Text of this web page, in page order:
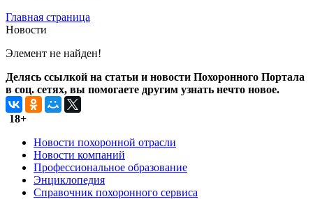
Главная страница
Новости
Элемент не найден!
Делясь ссылкой на статьи и новости Похоронного Портала
в соц. сетях, вы помогаете другим узнать нечто новое.
18+
Новости похоронной отрасли
Новости компаний
Профессиональное образование
Энциклопедия
Справочник похоронного сервиса